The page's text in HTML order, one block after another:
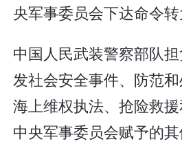
央军事委员会下达命令转
中国人民武装警察部队
发社会安全事件、防范和
海上维权执法、抢险救
中央军事委员会赋予的其